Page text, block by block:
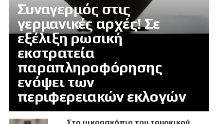
Συναγερμός στις
γερμανικές αρχές! Σε
εξέλιξη ρωσική
εκστρατεία
παραπληροφόρησης
ενόψει των
περιφερειακών εκλογών